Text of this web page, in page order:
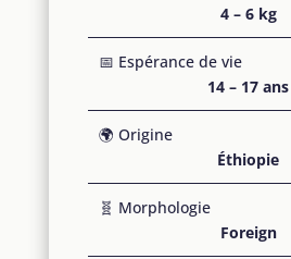
4 – 6 kg
📅 Espérance de vie
14 – 17 ans
🌍 Origine
Éthiopie
🧬 Morphologie
Foreign